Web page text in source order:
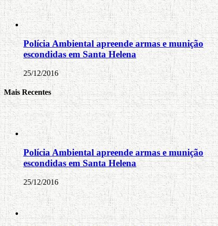
Polícia Ambiental apreende armas e munição
escondidas em Santa Helena
25/12/2016
Mais Recentes
Polícia Ambiental apreende armas e munição
escondidas em Santa Helena
25/12/2016